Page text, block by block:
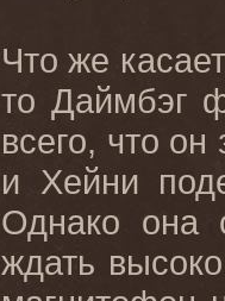
Что же
то Даймбэг
всего, что
и Хейни
Однако она
ждать